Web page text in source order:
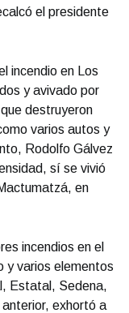
el presidente
incendio en Los
y avivado por
destruyeron
varios autos y
Rodolfo Gálvez
sí se vivió
en
incendios en el
y varios elementos
Estatal, Sedena,
exhortó a